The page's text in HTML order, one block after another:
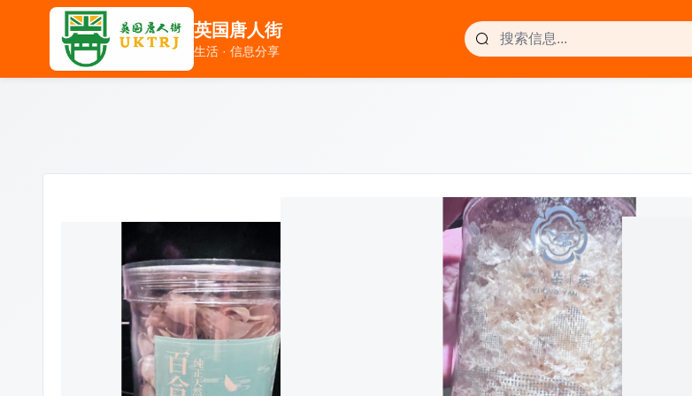
英国唐人街
生活 · 信息分享
英国唐人街
生活 · 信息分享